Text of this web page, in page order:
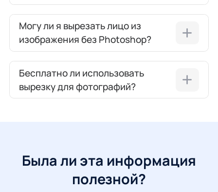
Могу ли я вырезать лицо из
изображения без Photoshop?
Бесплатно ли использовать
вырезку для фотографий?
Была ли эта информация
полезной?